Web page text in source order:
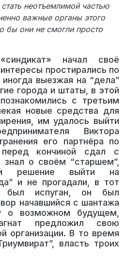
неотъемлимой частью
важные органы этого
бы они не смогли просто
начал своё
простирались по
выезжая на “дела”
города и штаты, в этой
с третьим
новые средства для
им удалось выйти
Виктора
его партнёра по
кончиной сдал с
знал о своём “старшем”,
решение выйти на
и не прогадали, в тот
был испуган, он был
начавшийся с шантажа
о возможном будущем,
предложил свою
организации. В то время
власть троих